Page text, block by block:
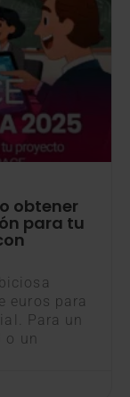
obtener
para tu
euros para
Para un
o un